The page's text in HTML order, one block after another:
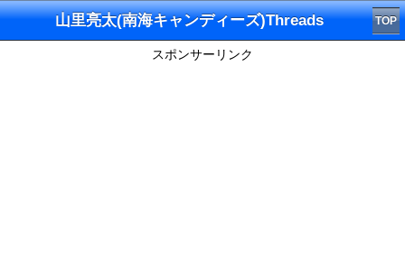
山里亮太(南海キャンディーズ)Threads TOP
スポンサーリンク